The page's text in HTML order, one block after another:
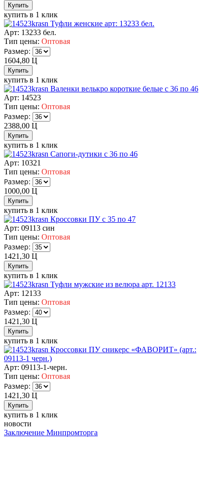
купить в 1 клик
Туфли женские арт: 13233 бел.
Арт: 13233 бел.
Тип цены: Оптовая
Размер:
1604,80 Ц
купить в 1 клик
Валенки велькро короткие белые с 36 по 46
Арт: 14523
Тип цены: Оптовая
Размер:
2388,00 Ц
купить в 1 клик
Сапоги-дутики с 36 по 46
Арт: 10321
Тип цены: Оптовая
Размер:
1000,00 Ц
купить в 1 клик
Кроссовки ПУ с 35 по 47
Арт: 09113 син
Тип цены: Оптовая
Размер:
1421,30 Ц
купить в 1 клик
Туфли мужские из велюра арт. 12133
Арт: 12133
Тип цены: Оптовая
Размер:
1421,30 Ц
купить в 1 клик
Кроссовки ПУ сникерс «ФАВОРИТ» (арт.:
09113-1 черн.)
Арт: 09113-1-черн.
Тип цены: Оптовая
Размер:
1421,30 Ц
купить в 1 клик
новости
Заключение Минпромторга